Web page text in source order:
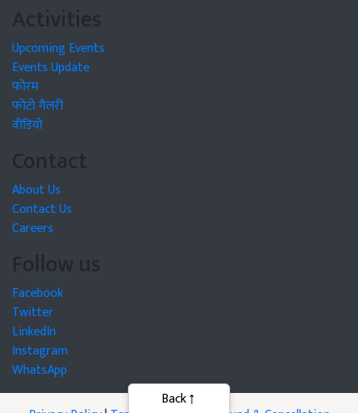
Activities
Upcoming Events
Events Update
फोरम
फोटो गैलरी
वीडियो
Contact
About Us
Contact Us
Careers
Follow us
Facebook
Twitter
LinkedIn
Instagram
WhatsApp